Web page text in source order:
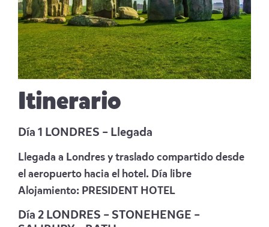
Itinerario
Día 1 LONDRES – Llegada
Llegada a Londres y traslado compartido desde
el aeropuerto hacia el hotel. Día libre
Alojamiento: PRESIDENT HOTEL
Día 2 LONDRES – STONEHENGE –